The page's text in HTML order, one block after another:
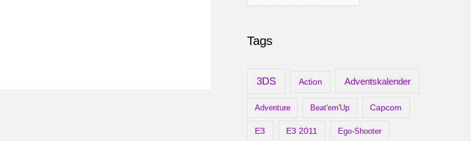
r
Tags
3DS Action Adventskalender
Adventure Beat'em'Up Capcom
E3 E3 2011 Ego-Shooter